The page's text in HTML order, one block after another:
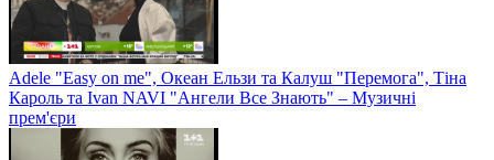
Adele "Easy on me", Океан Ельзи та Калуш "Перемога", Тіна
Кароль та Ivan NAVI "Ангели Все Знають" – Музичні
прем'єри